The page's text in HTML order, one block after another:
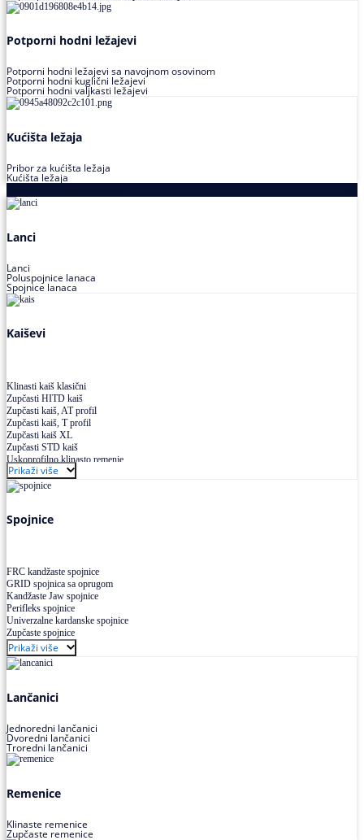
Potporni hodni ležajevi
Potporni hodni ležajevi sa navojnom osovinom
Potporni hodni kuglični ležajevi
Potporni hodni valjkasti ležajevi
Kućišta ležaja
Pribor za kućišta ležaja
Kućišta ležaja
Lanci
Lanci
Poluspojnice lanaca
Spojnice lanaca
Kaiševi
Klinasti kaiš klasični
Zupčasti HITD kaiš
Zupčasti kaiš, AT profil
Zupčasti kaiš, T profil
Zupčasti kaiš XL
Zupčasti STD kaiš
Uskoprofilno klinasto remenje
Uskoprofilno klinasto remenje spojeno
Uskoprofilno klinasto remenje XP extra power
Višekanalno remenje PJ,PK
Prikaži više
Spojnice
FRC kandžaste spojnice
GRID spojnica sa oprugom
Kandžaste Jaw spojnice
Perifleks spojnice
Univerzalne kardanske spojnice
Zupčaste spojnice
Prikaži više
Lančanici
Jednoredni lančanici
Dvoredni lančanici
Troredni lančanici
Remenice
Klinaste remenice
Zupčaste remenice